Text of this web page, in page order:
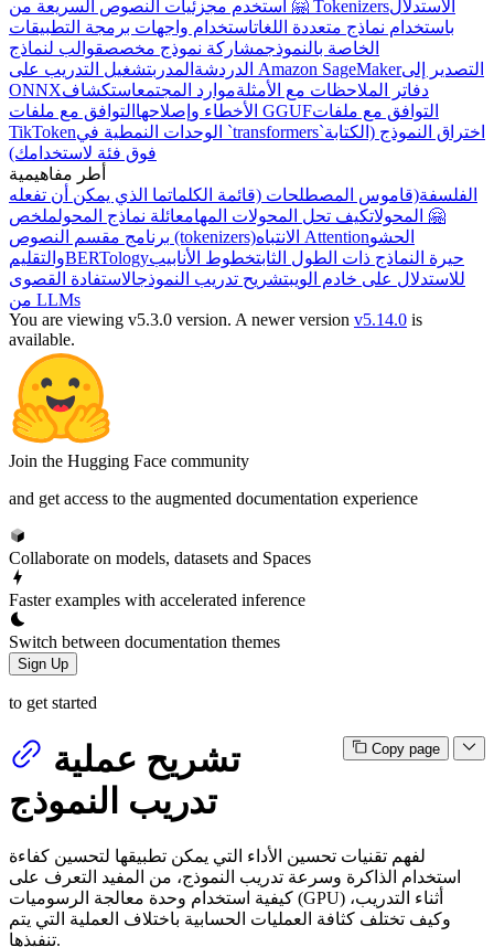
استخدم مجزئيات النصوص السريعة من 🤗 Tokenizersالاستدلال
باستخدام نماذج متعددة اللغاتاستخدام واجهات برمجة التطبيقات
الخاصة بالنموذجمشاركة نموذج مخصصقوالب لنماذج
الدردشة المدرب تشغيل التدريب على Amazon SageMakerالتصدير إلى
ONNX
دفاتر الملاحظات مع الأمثلةموارد المجتمعاستكشاف
الأخطاء وإصلاحها التوافق مع ملفات GGUFالتوافق مع ملفات
TikToken
الوحدات النمطية في `transformers`اختراق النموذج (الكتابة
فوق فئة لاستخدامك)
أطر مفاهيمية
الفلسفة(قاموس المصطلحات (قائمة الكلماتما الذي يمكن أن تفعله
🤗 المحولاتكيف تحل المحولات المهامعائلة نماذج المحولملخص
برنامج مقسم النصوص (tokenizers)
الانتباه Attentionالحشو
والتقليمBERTology حيرة النماذج ذات الطول الثابتخطوط الأنابيب
للاستدلال على خادم الويبتشريح تدريب النموذجالاستفادة القصوى
من LLMs
You are viewing v5.3.0 version. A newer version v5.14.0 is
available.
Join the Hugging Face community
and get access to the augmented documentation experience
Collaborate on models, datasets and Spaces
Faster examples with accelerated inference
Switch between documentation themes
Sign Up
to get started
Copy page
تشريح عملية
تدريب النموذج
لفهم تقنيات تحسين الأداء التي يمكن تطبيقها لتحسين كفاءة
استخدام الذاكرة وسرعة تدريب النموذج، من المفيد التعرف على
كيفية استخدام وحدة معالجة الرسوميات (GPU) أثناء التدريب،
وكيف تختلف كثافة العمليات الحسابية باختلاف العملية التي يتم
تنفيذها.